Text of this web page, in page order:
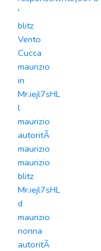
'
blitz
Vento
Cucca
maurizio
in
Mr.iejl7sHL
l
maurizio
autoritÃ
maurizio
maurizio
blitz
Mr.iejl7sHL
d
maurizio
nonna
autoritÃ